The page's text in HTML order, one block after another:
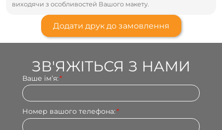
виходячи з особливостей Вашого макету.
Додати друк до замовлення
ЗВ'ЯЖІТЬСЯ З НАМИ
Ваше імʼя:*
Номер вашого телефона:*